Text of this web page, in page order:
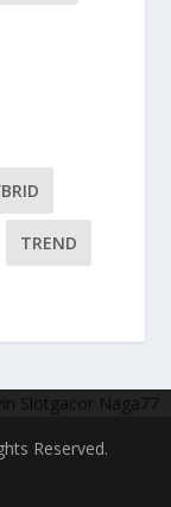
TREND
Slotgacor Naga77
Reserved.